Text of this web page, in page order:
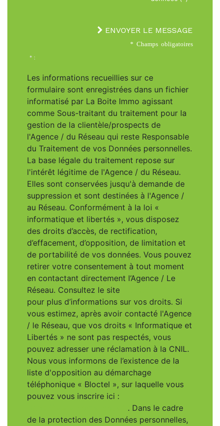
ENVOYER LE MESSAGE
* Champs obligatoires
* :
Les informations recueillies sur ce
formulaire sont enregistrées dans un fichier
informatisé par La Boite Immo agissant
comme Sous-traitant du traitement pour la
gestion de la clientèle/prospects de
l'Agence / du Réseau qui reste Responsable
du Traitement de vos Données personnelles.
La base légale du traitement repose sur
l'intérêt légitime de l'Agence / du Réseau.
Elles sont conservées jusqu'à demande de
suppression et sont destinées à l'Agence /
au Réseau. Conformément à la loi «
informatique et libertés », vous disposez
des droits d’accès, de rectification,
d’effacement, d’opposition, de limitation et
de portabilité de vos données. Vous pouvez
retirer votre consentement à tout moment
en contactant directement l’Agence / Le
Réseau. Consultez le site
pour plus d’informations sur vos droits. Si
vous estimez, après avoir contacté l'Agence
/ le Réseau, que vos droits « Informatique et
Libertés » ne sont pas respectés, vous
pouvez adresser une réclamation à la CNIL.
Nous vous informons de l’existence de la
liste d'opposition au démarchage
téléphonique « Bloctel », sur laquelle vous
pouvez vous inscrire ici :
. Dans le cadre
de la protection des Données personnelles,